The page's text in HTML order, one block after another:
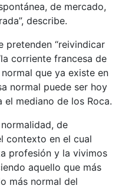
de mercado,
describe.
pretenden “reivindicar
corriente francesa de
que ya existe en
normal puede ser hoy
el mediano de los Roca.
de
contexto en el cual
profesión y la vivimos
aquello que más
más normal del